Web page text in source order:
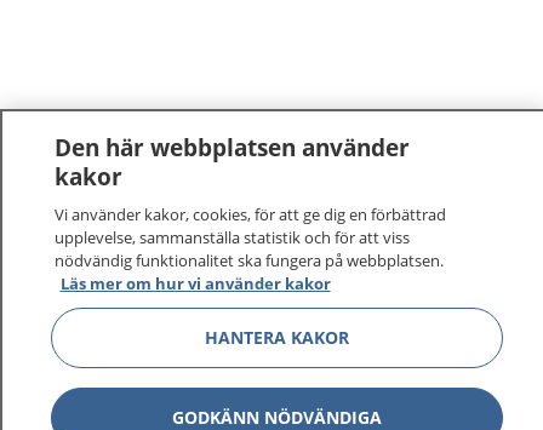
Den här webbplatsen använder
kakor
Vi använder kakor, cookies, för att ge dig en förbättrad
upplevelse, sammanställa statistik och för att viss
nödvändig funktionalitet ska fungera på webbplatsen.
Läs mer om hur vi använder kakor
HANTERA KAKOR
GODKÄNN NÖDVÄNDIGA